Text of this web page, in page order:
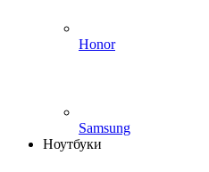
Honor
Samsung
Ноутбуки